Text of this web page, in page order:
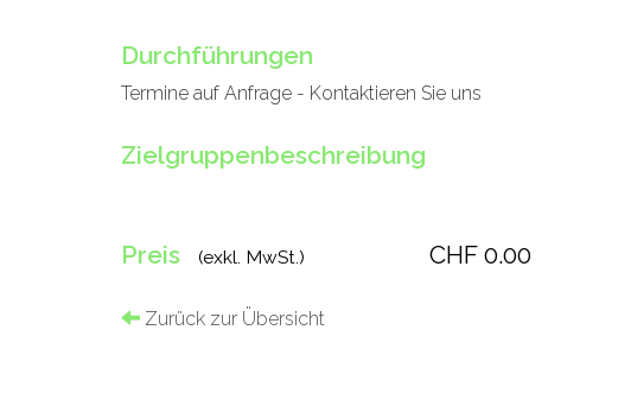
Durchführungen
Termine auf Anfrage - Kontaktieren Sie uns
Zielgruppenbeschreibung
Preis (exkl. MwSt.) CHF 0.00
Zurück zur Übersicht